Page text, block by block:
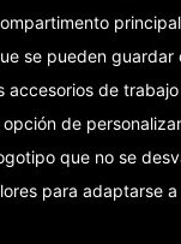
se pueden guardar
accesorios de
de
que no se
para adaptarse